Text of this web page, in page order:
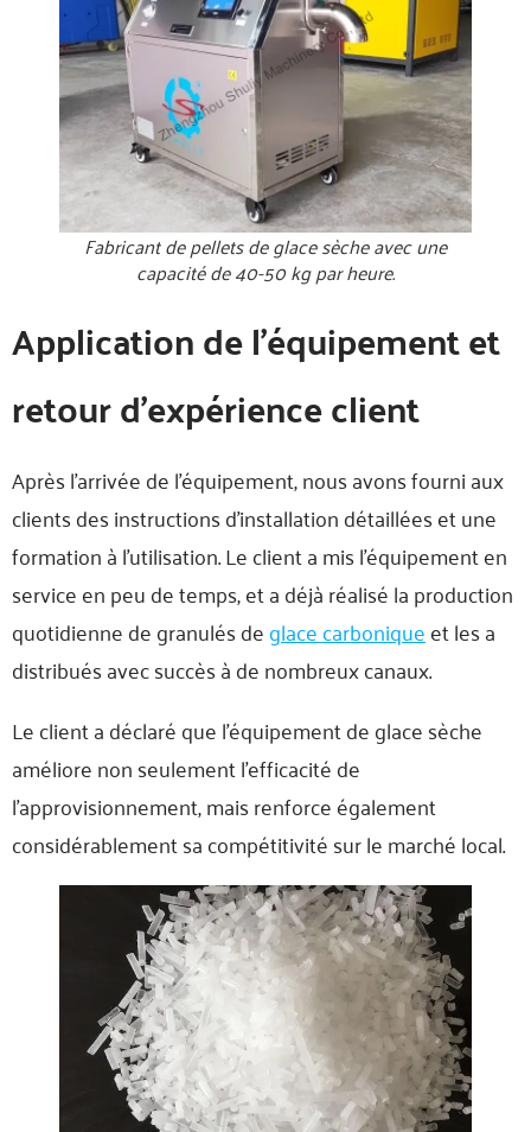
Fabricant de pellets de glace sèche avec une
capacité de 40-50 kg par heure.
Application de l'équipement et
retour d'expérience client
Après l'arrivée de l'équipement, nous avons fourni aux
clients des instructions d'installation détaillées et une
formation à l'utilisation. Le client a mis l'équipement en
service en peu de temps, et a déjà réalisé la production
quotidienne de granulés deglace carboniqueet les a
distribués avec succès à de nombreux canaux.
Le client a déclaré que l'équipement de glace sèche
améliore non seulement l'efficacité de
l'approvisionnement, mais renforce également
considérablement sa compétitivité sur le marché local.